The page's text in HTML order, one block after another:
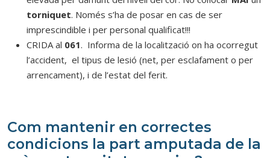
torniquet. Només s’ha de posar en cas de ser
imprescindible i per personal qualificat!!!
CRIDA al 061. Informa de la localització on ha ocorregut
l’accident, el tipus de lesió (net, per esclafament o per
arrencament), i de l’estat del ferit.
Com mantenir en correctes
condicions la part amputada de la